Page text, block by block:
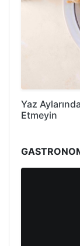
Yaz
Etmeyin